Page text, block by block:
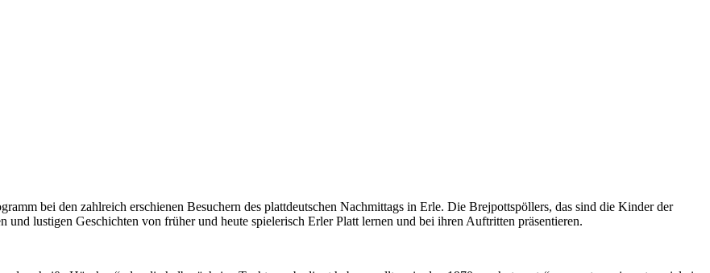
bei den zahlreich erschienen Besuchern des plattdeutschen Nachmittags in Erle. Die Brejpottspöllers, das sind die Kinder der
lustigen Geschichten von früher und heute spielerisch Erler Platt lernen und bei ihren Auftritten präsentieren.